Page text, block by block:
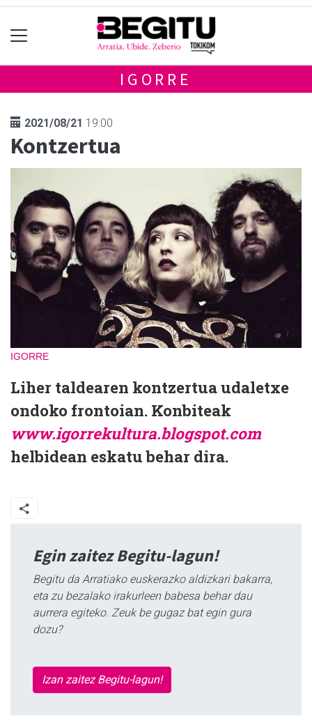
IGORRE
2021/08/21 19:00
Kontzertua
IGORRE
Liher taldearen kontzertua udaletxe
ondoko frontoian. Konbiteak
www.igorrekultura.blogspot.com
helbidean eskatu behar dira.
Egin zaitez Begitu-lagun!
Begitu da Arratiako euskerazko aldizkari bakarra,
eta zu bezalako irakurleen babesa behar dau
aurrera egiteko. Zeuk be gugaz bat egin gura
dozu?
Izan zaitez Begitu-lagun!